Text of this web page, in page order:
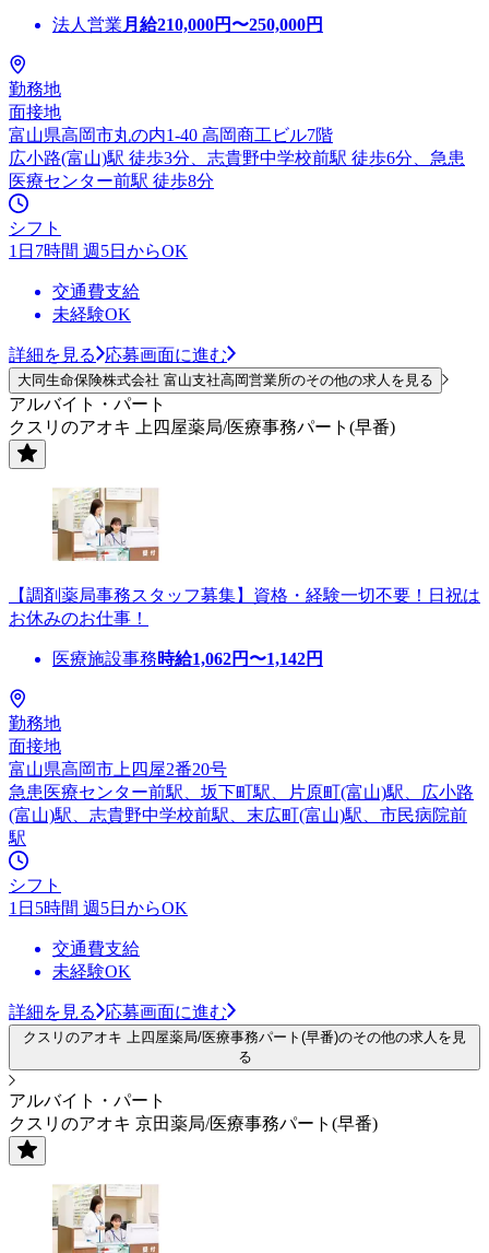
法人営業 月給210,000円〜250,000円
勤務地
面接地
富山県高岡市丸の内1-40 高岡商工ビル7階
広小路(富山)駅 徒歩3分、志貴野中学校前駅 徒歩6分、急患
医療センター前駅 徒歩8分
シフト
1日7時間 週5日からOK
交通費支給
未経験OK
詳細を見る 応募画面に進む
大同生命保険株式会社 富山支社高岡営業所のその他の求人を見る
アルバイト・パート
クスリのアオキ 上四屋薬局/医療事務パート(早番)
【調剤薬局事務スタッフ募集】資格・経験一切不要！日祝は
お休みのお仕事！
医療施設事務時給1,062円〜1,142円
勤務地
面接地
富山県高岡市上四屋2番20号
急患医療センター前駅、坂下町駅、片原町(富山)駅、広小路
(富山)駅、志貴野中学校前駅、末広町(富山)駅、市民病院前
駅
シフト
1日5時間 週5日からOK
交通費支給
未経験OK
詳細を見る 応募画面に進む
クスリのアオキ 上四屋薬局/医療事務パート(早番)のその他の求人を見
る
アルバイト・パート
クスリのアオキ 京田薬局/医療事務パート(早番)